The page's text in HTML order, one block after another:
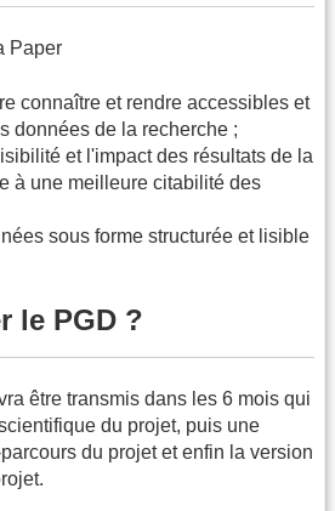
Paper
connaître et rendre accessibles et
données de la recherche ;
et l'impact des résultats de la
à une meilleure citabilité des
sous forme structurée et lisible
le PGD ?
être transmis dans les 6 mois qui
du projet, puis une
du projet et enfin la version